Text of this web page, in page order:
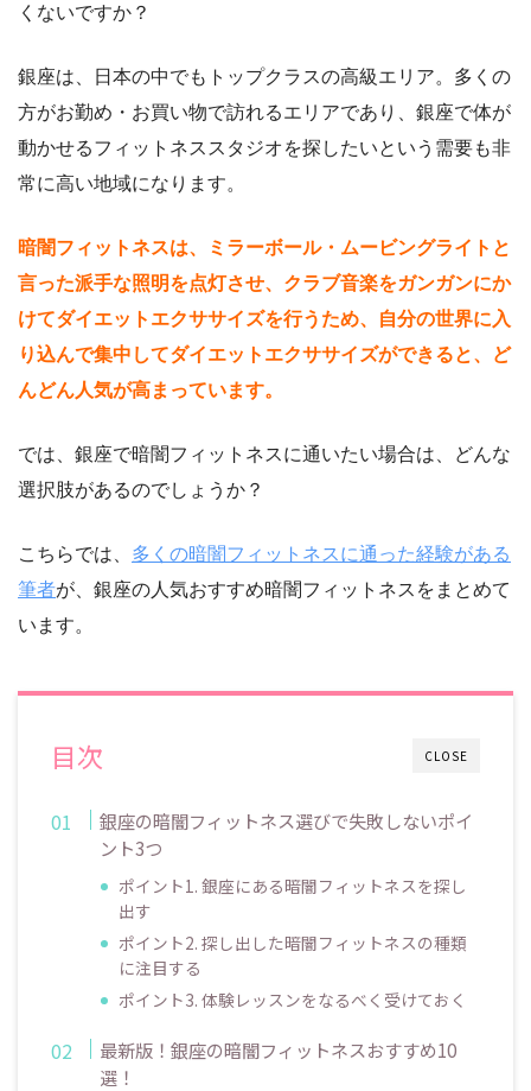
くないですか？
銀座は、日本の中でもトップクラスの高級エリア。多くの
方がお勤め・お買い物で訪れるエリアであり、銀座で体が
動かせるフィットネススタジオを探したいという需要も非
常に高い地域になります。
暗闇フィットネスは、ミラーボール・ムービングライトと
言った派手な照明を点灯させ、クラブ音楽をガンガンにか
けてダイエットエクササイズを行うため、自分の世界に入
り込んで集中してダイエットエクササイズができると、ど
んどん人気が高まっています。
では、銀座で暗闇フィットネスに通いたい場合は、どんな
選択肢があるのでしょうか？
こちらでは、 多くの暗闇フィットネスに通った経験がある
筆者が、銀座の人気おすすめ暗闇フィットネスをまとめて
います。
CLOSE
目次
銀座の暗闇フィットネス選びで失敗しないポイ
ント3つ
ポイント1. 銀座にある暗闇フィットネスを探し
出す
ポイント2. 探し出した暗闇フィットネスの種類
に注目する
ポイント3. 体験レッスンをなるべく受けておく
最新版！銀座の暗闇フィットネスおすすめ10
選！